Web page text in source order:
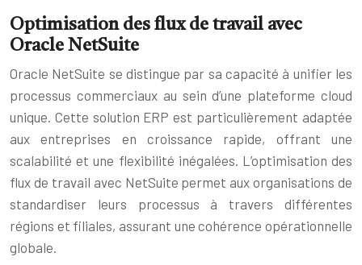
Optimisation des flux de travail avec
Oracle NetSuite
Oracle NetSuite se distingue par sa capacité à unifier les
processus commerciaux au sein d’une plateforme cloud
unique. Cette solution ERP est particulièrement adaptée
aux entreprises en croissance rapide, offrant une
scalabilité et une flexibilité inégalées. L’optimisation des
flux de travail avec NetSuite permet aux organisations de
standardiser leurs processus à travers différentes
régions et filiales, assurant une cohérence opérationnelle
globale.